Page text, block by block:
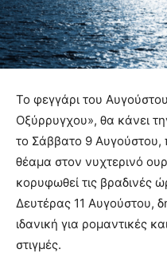
Το φεγγάρι του
Οξύρρυγχου», θα κάνει
το Σάββατο 9 Αυγούστου,
θέαμα στον νυχτερινό
κορυφωθεί τις βραδινές
Δευτέρας 11 Αυγούστου,
ιδανική για ρομαντικές
στιγμές.